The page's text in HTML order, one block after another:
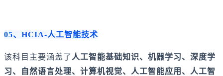
05、HCIA-人工智能技术
该科目主要涵盖了 人工智能基础知识、机器学习、深度学
习、自然语言处理、计算机视觉、人工智能应用、人工智